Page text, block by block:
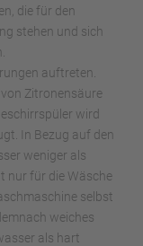
die für den
stehen und sich
auftreten.
Zitronensäure
wird
In Bezug auf den
weniger als
nur für die Wäsche
selbst
weiches
als hart